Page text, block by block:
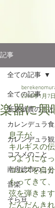
記事
全ての記事
新規就農のこと
カレンデュラ
カレンデュラ
コスメのこと
南房総市のこと
音楽
そら豆
全ての記事
楽器に興
2018年1月7日
息子が、
キルギスの
つようにな
コムズを自分
もってきて、
弦を弾きます
だんだんき